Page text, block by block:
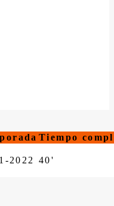
Tiempo
2022 40'